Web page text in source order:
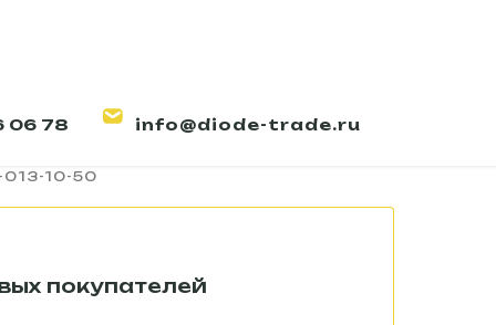
06 78 info@diode-trade.ru
013-10-50